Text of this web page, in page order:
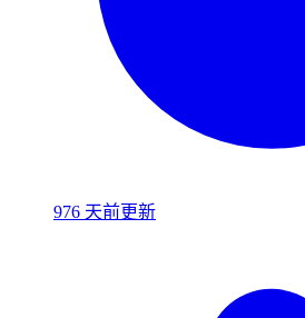
976 天前更新